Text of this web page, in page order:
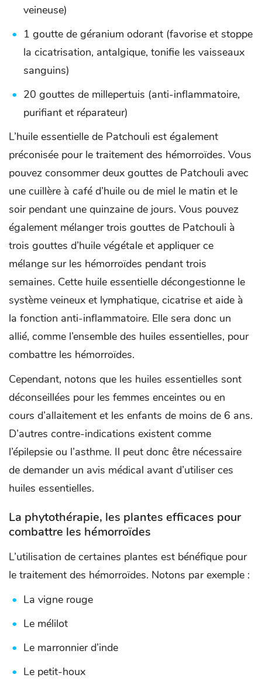
veineuse)
1 goutte de géranium odorant (favorise et stoppe
la cicatrisation, antalgique, tonifie les vaisseaux
sanguins)
20 gouttes de millepertuis (anti-inflammatoire,
purifiant et réparateur)
L’huile essentielle de Patchouli est également
préconisée pour le traitement des hémorroïdes. Vous
pouvez consommer deux gouttes de Patchouli avec
une cuillère à café d’huile ou de miel le matin et le
soir pendant une quinzaine de jours. Vous pouvez
également mélanger trois gouttes de Patchouli à
trois gouttes d’huile végétale et appliquer ce
mélange sur les hémorroïdes pendant trois
semaines. Cette huile essentielle décongestionne le
système veineux et lymphatique, cicatrise et aide à
la fonction anti-inflammatoire. Elle sera donc un
allié, comme l’ensemble des huiles essentielles, pour
combattre les hémorroïdes.
Cependant, notons que les huiles essentielles sont
déconseillées pour les femmes enceintes ou en
cours d’allaitement et les enfants de moins de 6 ans.
D’autres contre-indications existent comme
l’épilepsie ou l’asthme. Il peut donc être nécessaire
de demander un avis médical avant d’utiliser ces
huiles essentielles.
La phytothérapie, les plantes efficaces pour
combattre les hémorroïdes
L’utilisation de certaines plantes est bénéfique pour
le traitement des hémorroïdes. Notons par exemple :
La vigne rouge
Le mélilot
Le marronnier d’inde
Le petit-houx